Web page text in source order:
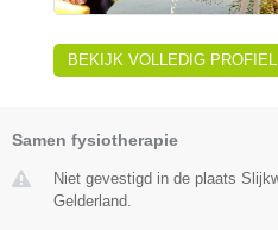
BEKIJK VOLLEDIG PROFIEL
Samen fysiotherapie
Niet gevestigd in de plaats
Gelderland.